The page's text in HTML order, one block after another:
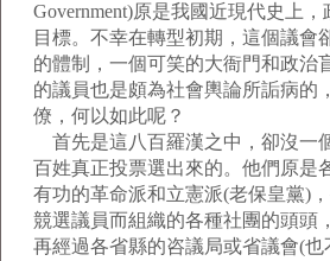
Government)原是我國近現代史上
目標。不幸在轉型初期，這個議會
的體制，一個可笑的大衙門和政治
的議員也是頗為社會輿論所詬病的
僚，何以如此呢？
首先是這八百羅漢之中，卻沒一
百姓真正投票選出來的。他們原是
有功的革命派和立憲派(老保皇黨)
競選議員而組織的各種社團的頭頭
再經過各省縣的咨議局或省議會(也